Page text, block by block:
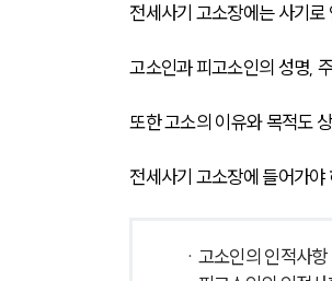
전세사기 고소장에는 사기
고소인과 피고소인의 성명,
또한 고소의 이유와 목적도
전세사기 고소장에 들어가
ㆍ고소인의 인적사항